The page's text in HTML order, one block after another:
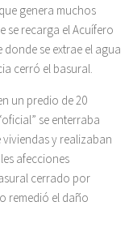
genera muchos
se recarga el Acuífero
se extrae el agua
cerró el basural.
un predio de 20
se enterraba
y realizaban
afecciones
cerrado por
remedió el daño